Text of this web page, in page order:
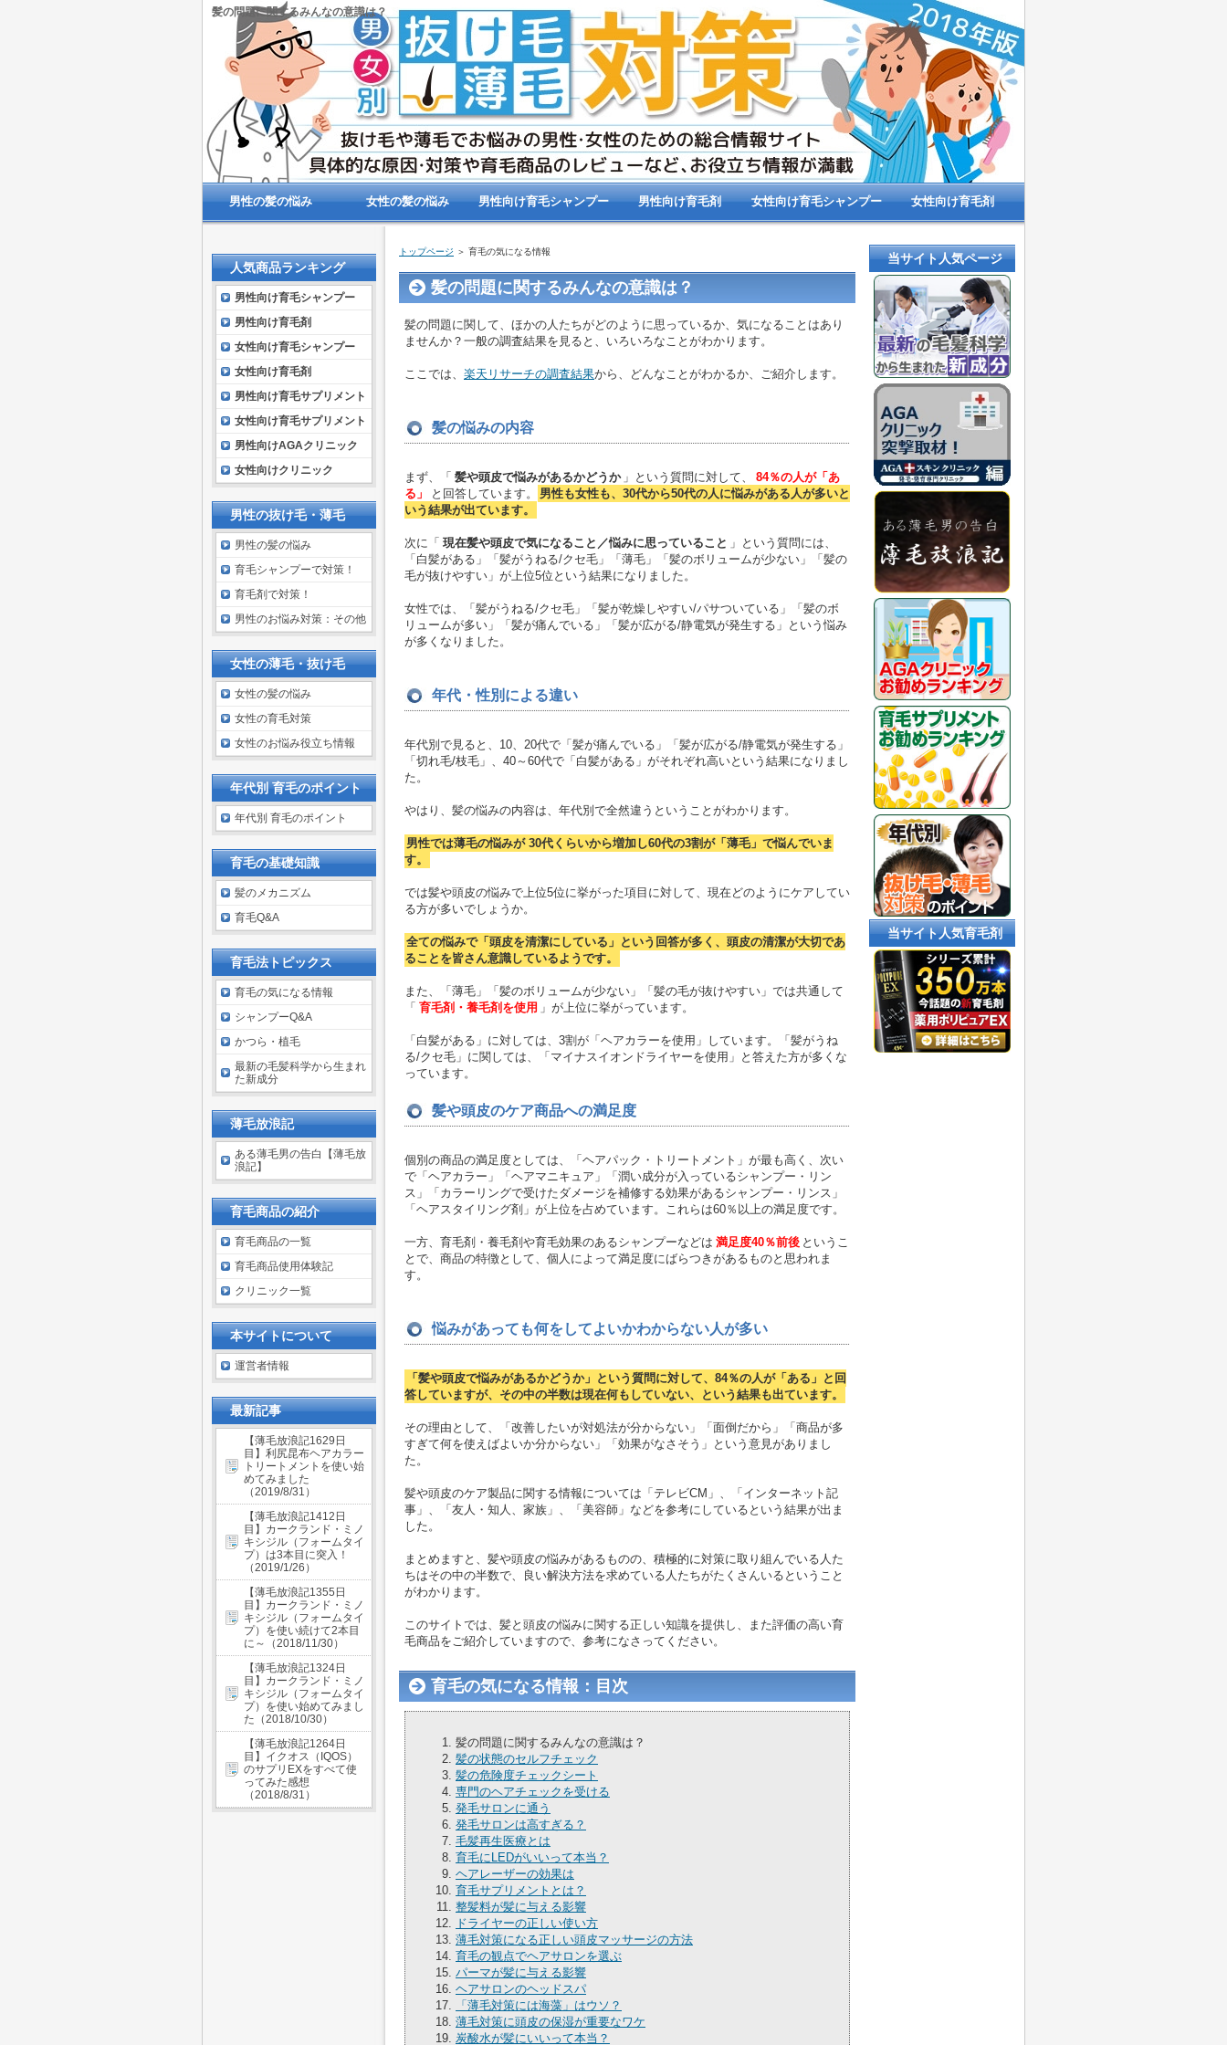
髪の問題に関するみんなの意識は？
トップページ ＞ 育毛の気になる情報
髪の問題に関するみんなの意識は？
髪の問題に関して、ほかの人たちがどのように思っているか、気になることはあり
ませんか？一般の調査結果を見ると、いろいろなことがわかります。
ここでは、 楽天リサーチの調査結果から、どんなことがわかるか、ご紹介します。
髪の悩みの内容
まず、「 髪や頭皮で悩みがあるかどうか 」という質問に対して、
84％の人が「あ
る」
と回答しています。
男性も女性も、30代から50代の人に悩みがある人が多いと
いう結果が出ています。
次に「 現在髪や頭皮で気になること／悩みに思っていること 」という質問には、
「白髪がある」「髪がうねる/クセ毛」「薄毛」「髪のボリュームが少ない」「髪の
毛が抜けやすい」が上位5位という結果になりました。
女性では、「髪がうねる/クセ毛」「髪が乾燥しやすい/パサついている」「髪のボ
リュームが多い」「髪が痛んでいる」「髪が広がる/静電気が発生する」という悩み
が多くなりました。
年代・性別による違い
年代別で見ると、10、20代で「髪が痛んでいる」「髪が広がる/静電気が発生する」
「切れ毛/枝毛」、40～60代で「白髪がある」がそれぞれ高いという結果になりまし
た。
やはり、髪の悩みの内容は、年代別で全然違うということがわかります。
男性では薄毛の悩みが 30代くらいから増加し60代の3割が「薄毛」で悩んでいま
す。
では髪や頭皮の悩みで上位5位に挙がった項目に対して、現在どのようにケアしてい
る方が多いでしょうか。
全ての悩みで「頭皮を清潔にしている」という回答が多く、頭皮の清潔が大切であ
ることを皆さん意識しているようです。
また、「薄毛」「髪のボリュームが少ない」「髪の毛が抜けやすい」では共通して
「 育毛剤・養毛剤を使用 」が上位に挙がっています。
「白髪がある」に対しては、3割が「ヘアカラーを使用」しています。「髪がうね
る/クセ毛」に関しては、「マイナスイオンドライヤーを使用」と答えた方が多くな
っています。
髪や頭皮のケア商品への満足度
個別の商品の満足度としては、「ヘアパック・トリートメント」が最も高く、次い
で「ヘアカラー」「ヘアマニキュア」「潤い成分が入っているシャンプー・リン
ス」「カラーリングで受けたダメージを補修する効果があるシャンプー・リンス」
「ヘアスタイリング剤」が上位を占めています。これらは60％以上の満足度です。
一方、育毛剤・養毛剤や育毛効果のあるシャンプーなどは 満足度40％前後 というこ
とで、商品の特徴として、個人によって満足度にばらつきがあるものと思われま
す。
悩みがあっても何をしてよいかわからない人が多い
「髪や頭皮で悩みがあるかどうか」という質問に対して、84％の人が「ある」と回
答していますが、その中の半数は現在何もしていない、という結果も出ています。
その理由として、「改善したいが対処法が分からない」「面倒だから」「商品が多
すぎて何を使えばよいか分からない」「効果がなさそう」という意見がありまし
た。
髪や頭皮のケア製品に関する情報については「テレビCM」、「インターネット記
事」、「友人・知人、家族」、「美容師」などを参考にしているという結果が出ま
した。
まとめますと、髪や頭皮の悩みがあるものの、積極的に対策に取り組んでいる人た
ちはその中の半数で、良い解決方法を求めている人たちがたくさんいるということ
がわかります。
このサイトでは、髪と頭皮の悩みに関する正しい知識を提供し、また評価の高い育
毛商品をご紹介していますので、参考になさってください。
育毛の気になる情報：目次
髪の問題に関するみんなの意識は？
髪の状態のセルフチェック
髪の危険度チェックシート
専門のヘアチェックを受ける
発毛サロンに通う
発毛サロンは高すぎる？
毛髪再生医療とは
育毛にLEDがいいって本当？
ヘアレーザーの効果は
育毛サプリメントとは？
整髪料が髪に与える影響
ドライヤーの正しい使い方
薄毛対策になる正しい頭皮マッサージの方法
育毛の観点でヘアサロンを選ぶ
パーマが髪に与える影響
ヘアサロンのヘッドスパ
「薄毛対策には海藻」はウソ？
薄毛対策に頭皮の保湿が重要なワケ
炭酸水が髪にいいって本当？
人気商品ランキング
男性向け育毛シャンプー
男性向け育毛剤
女性向け育毛シャンプー
女性向け育毛剤
男性向け育毛サプリメント
女性向け育毛サプリメント
男性向けAGAクリニック
女性向けクリニック
男性の抜け毛・薄毛
男性の髪の悩み
育毛シャンプーで対策！
育毛剤で対策！
男性のお悩み対策：その他
女性の薄毛・抜け毛
女性の髪の悩み
女性の育毛対策
女性のお悩み役立ち情報
年代別 育毛のポイント
年代別 育毛のポイント
育毛の基礎知識
髪のメカニズム
育毛Q&A
育毛法トピックス
育毛の気になる情報
シャンプーQ&A
かつら・植毛
最新の毛髪科学から生まれ
た新成分
薄毛放浪記
ある薄毛男の告白【薄毛放
浪記】
育毛商品の紹介
育毛商品の一覧
育毛商品使用体験記
クリニック一覧
本サイトについて
運営者情報
最新記事
【薄毛放浪記1629日
目】利尻昆布ヘアカラー
トリートメントを使い始
めてみました
（2019/8/31）
【薄毛放浪記1412日
目】カークランド・ミノ
キシジル（フォームタイ
プ）は3本目に突入！
（2019/1/26）
【薄毛放浪記1355日
目】カークランド・ミノ
キシジル（フォームタイ
プ）を使い続けて2本目
に～（2018/11/30）
【薄毛放浪記1324日
目】カークランド・ミノ
キシジル（フォームタイ
プ）を使い始めてみまし
た（2018/10/30）
【薄毛放浪記1264日
目】イクオス（IQOS）
のサプリEXをすべて使
ってみた感想
（2018/8/31）
当サイト人気ページ
当サイト人気育毛剤
男性の髪の悩み 女性の髪の悩み 男性向け育毛シャンプー 男性向け育毛剤 女性向け育毛シャンプー 女性向け育毛剤